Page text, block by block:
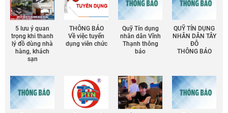
5 lưu ý quan
trọng khi thanh
lý đồ dùng nhà
hàng, khách
sạn
THÔNG BÁO
Về việc tuyển
dụng viên chức
Quỹ Tín dụng
nhân dân Vĩnh
Thạnh thông
báo
QUỸ TÍN DỤNG
NHÂN DÂN TÂY
ĐÔ
THÔNG BÁO